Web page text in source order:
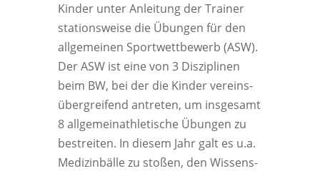
Kin­der unter Anlei­tung der Trai­ner
sta­ti­ons­wei­se die Übun­gen für den
all­ge­mei­nen Sport­wett­be­werb (ASW).
Der ASW ist eine von 3 Dis­zi­pli­nen
beim BW, bei der die Kin­der ver­eins­
über­grei­fend antre­ten, um ins­ge­samt
8 all­ge­mei­n­ath­le­ti­sche Übun­gen zu
bestrei­ten. In die­sem Jahr galt es u.a.
Medi­zin­bäl­le zu sto­ßen, den Wis­sens­